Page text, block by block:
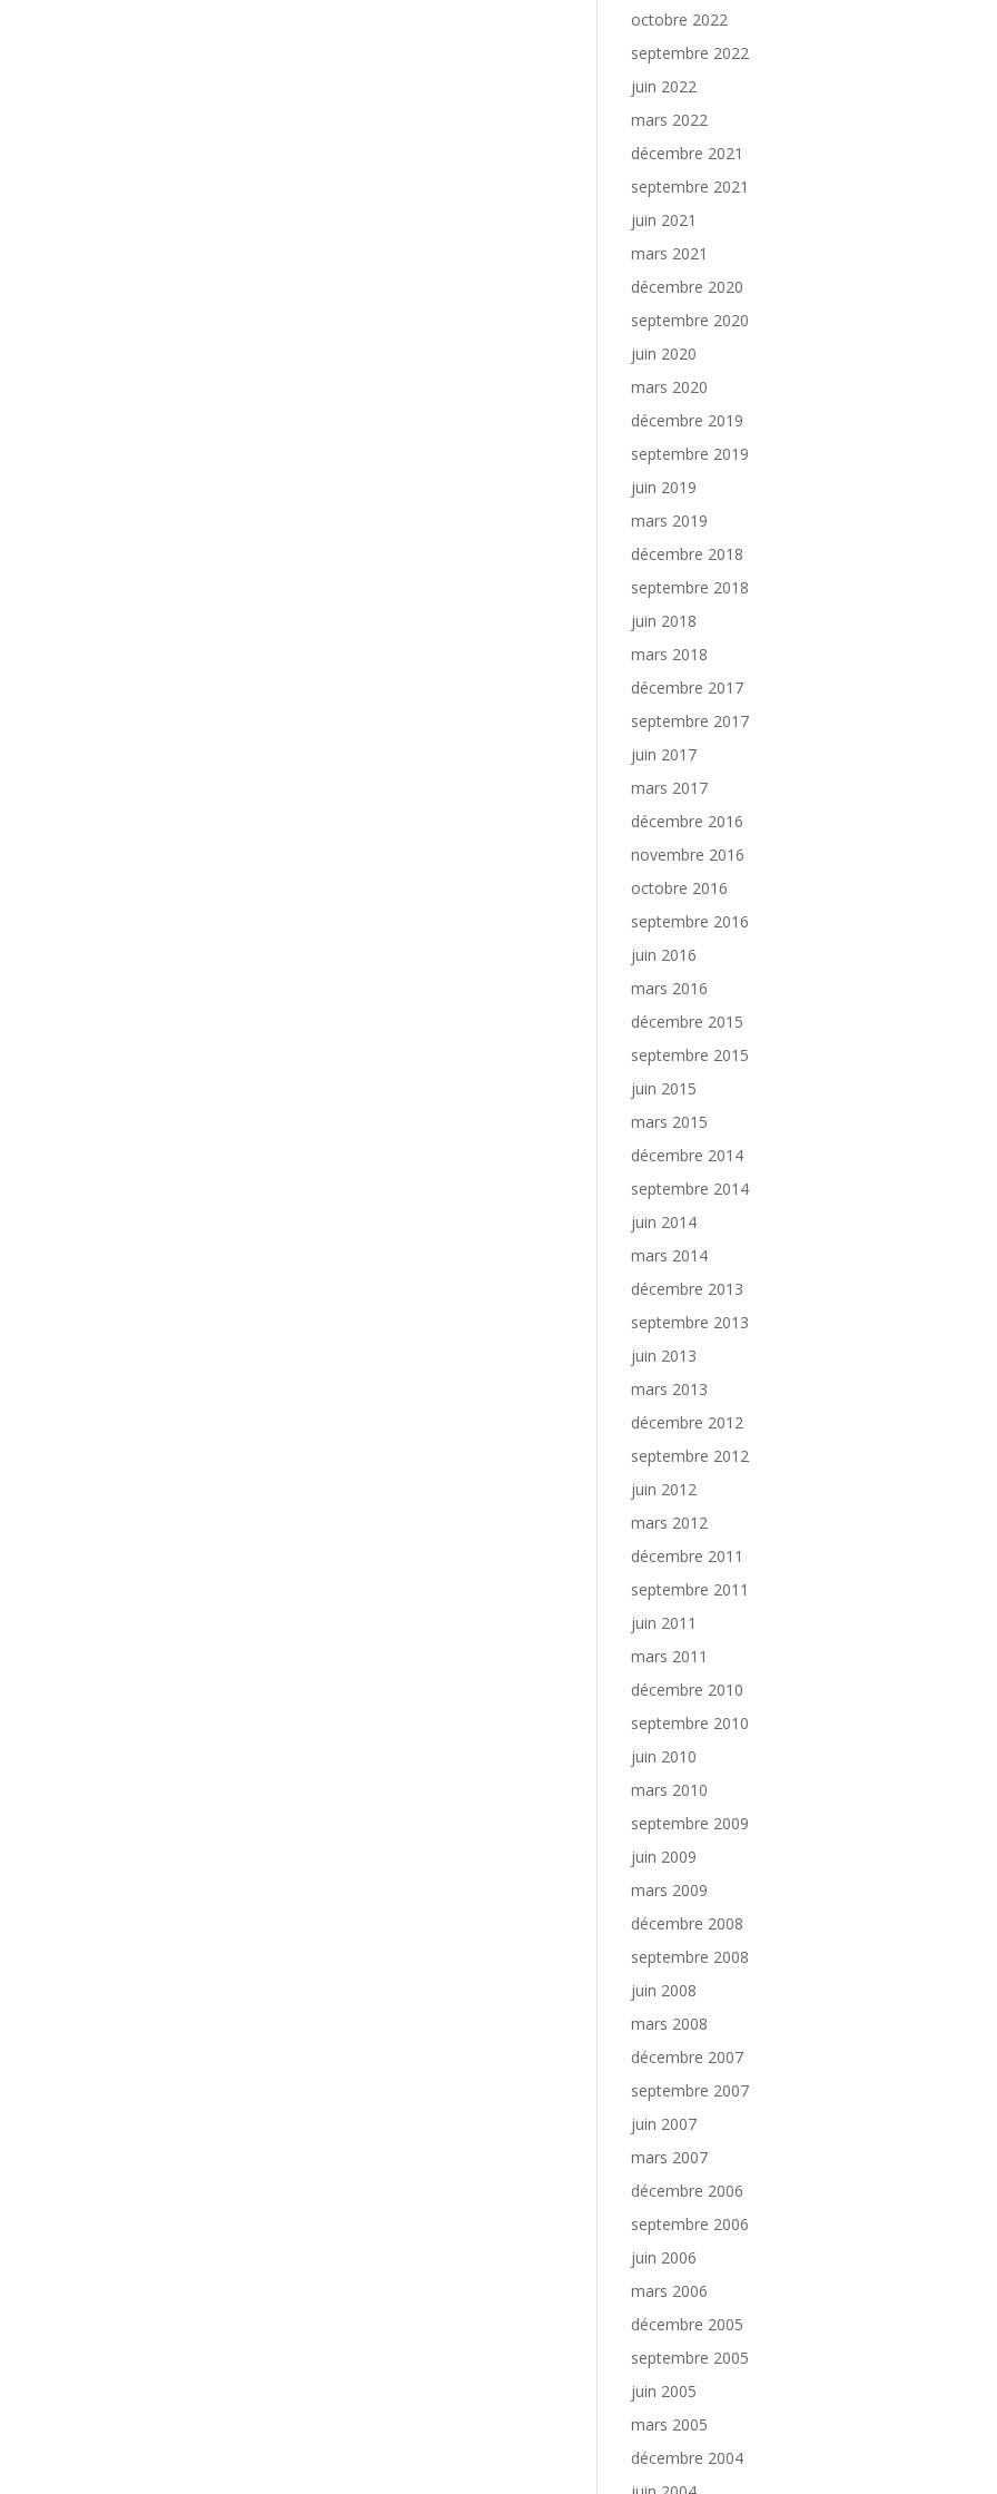
octobre 2022
septembre 2022
juin 2022
mars 2022
décembre 2021
septembre 2021
juin 2021
mars 2021
décembre 2020
septembre 2020
juin 2020
mars 2020
décembre 2019
septembre 2019
juin 2019
mars 2019
décembre 2018
septembre 2018
juin 2018
mars 2018
décembre 2017
septembre 2017
juin 2017
mars 2017
décembre 2016
novembre 2016
octobre 2016
septembre 2016
juin 2016
mars 2016
décembre 2015
septembre 2015
juin 2015
mars 2015
décembre 2014
septembre 2014
juin 2014
mars 2014
décembre 2013
septembre 2013
juin 2013
mars 2013
décembre 2012
septembre 2012
juin 2012
mars 2012
décembre 2011
septembre 2011
juin 2011
mars 2011
décembre 2010
septembre 2010
juin 2010
mars 2010
septembre 2009
juin 2009
mars 2009
décembre 2008
septembre 2008
juin 2008
mars 2008
décembre 2007
septembre 2007
juin 2007
mars 2007
décembre 2006
septembre 2006
juin 2006
mars 2006
décembre 2005
septembre 2005
juin 2005
mars 2005
décembre 2004